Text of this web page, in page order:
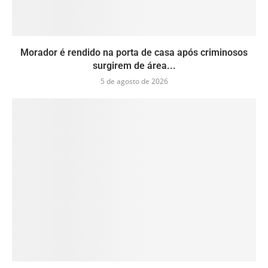
Morador é rendido na porta de casa após criminosos
surgirem de área...
5 de agosto de 2026